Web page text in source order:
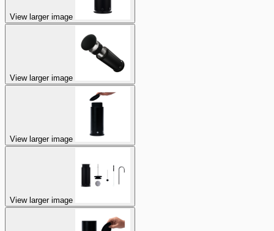
View larger image
View larger image
View larger image
View larger image